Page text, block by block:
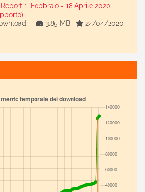
1' Febbraio - 18 Aprile 2020
3.85 MB 24/04/2020